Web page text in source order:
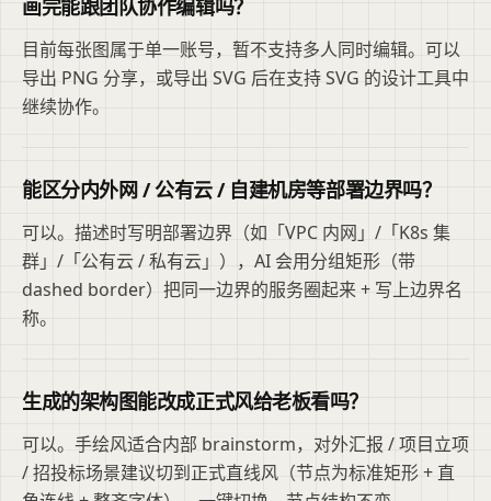
画完能跟团队协作编辑吗？
目前每张图属于单一账号，暂不支持多人同时编辑。可以
导出 PNG 分享，或导出 SVG 后在支持 SVG 的设计工具中
继续协作。
能区分内外网 / 公有云 / 自建机房等部署边界吗？
可以。描述时写明部署边界（如「VPC 内网」/「K8s 集
群」/「公有云 / 私有云」），AI 会用分组矩形（带
dashed border）把同一边界的服务圈起来 + 写上边界名
称。
生成的架构图能改成正式风给老板看吗？
可以。手绘风适合内部 brainstorm，对外汇报 / 项目立项
/ 招投标场景建议切到正式直线风（节点为标准矩形 + 直